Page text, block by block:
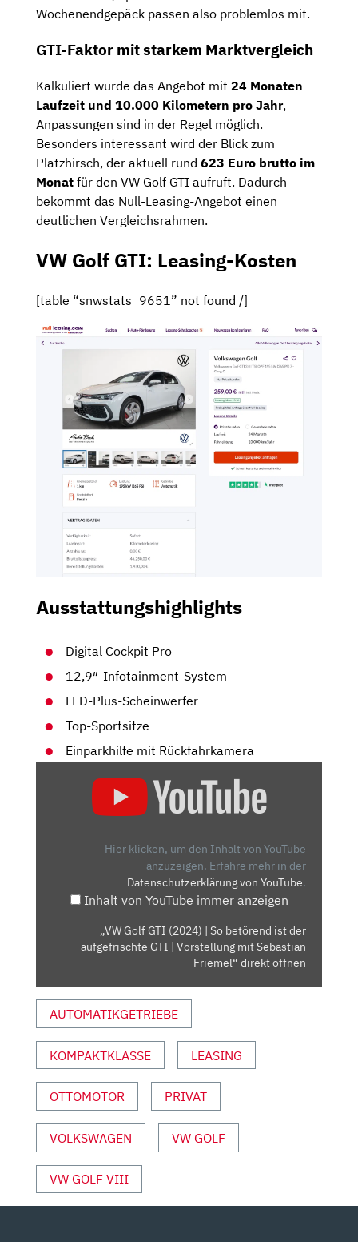
Wochenendgepäck passen also problemlos mit.
GTI-Faktor mit starkem Marktvergleich
Kalkuliert wurde das Angebot mit 24 Monaten
Laufzeit und 10.000 Kilometern pro Jahr,
Anpassungen sind in der Regel möglich.
Besonders interessant wird der Blick zum
Platzhirsch, der aktuell rund 623 Euro brutto im
Monat für den VW Golf GTI aufruft. Dadurch
bekommt das Null-Leasing-Angebot einen
deutlichen Vergleichsrahmen.
VW Golf GTI: Leasing-Kosten
[table “snwstats_9651” not found /]
Ausstattungshighlights
Digital Cockpit Pro
12,9″-Infotainment-System
LED-Plus-Scheinwerfer
Top-Sportsitze
Einparkhilfe mit Rückfahrkamera
AUFGEFRISCHTE
VORSTELLUNG
MIT
SEBASTIAN
FRIEMEL“
YOUTUBE
ANZEIGEN
Hier klicken, um den Inhalt von YouTube
anzuzeigen. Erfahre mehr in der
Datenschutzerklärung von YouTube.
Inhalt von YouTube immer anzeigen
„VW Golf GTI (2024) | So betörend ist der
aufgefrischte GTI | Vorstellung mit Sebastian
Friemel“ direkt öffnen
AUTOMATIKGETRIEBE
KOMPAKTKLASSE LEASING
OTTOMOTOR PRIVAT
VOLKSWAGEN VW GOLF
VW GOLF VIII